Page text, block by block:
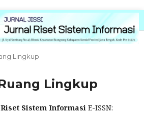
Lingkup
Lingkup
Sistem InformasiE-ISSN: